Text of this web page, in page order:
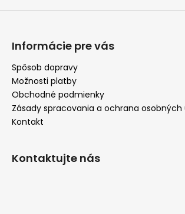
Informácie pre vás
Spôsob dopravy
Možnosti platby
Obchodné podmienky
Zásady spracovania a ochrana osobných
Kontakt
Kontaktujte nás